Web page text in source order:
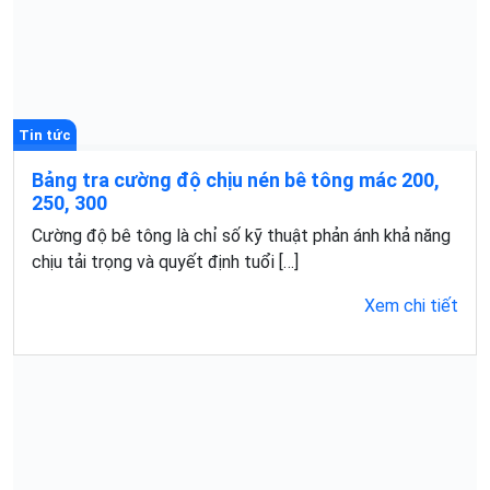
Tin tức
Bảng tra cường độ chịu nén bê tông mác 200,
250, 300
Cường độ bê tông là chỉ số kỹ thuật phản ánh khả năng
chịu tải trọng và quyết định tuổi […]
Xem chi tiết